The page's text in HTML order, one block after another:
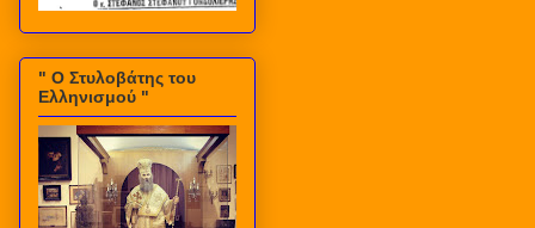
" Ο Στυλοβάτης του
Ελληνισμού "